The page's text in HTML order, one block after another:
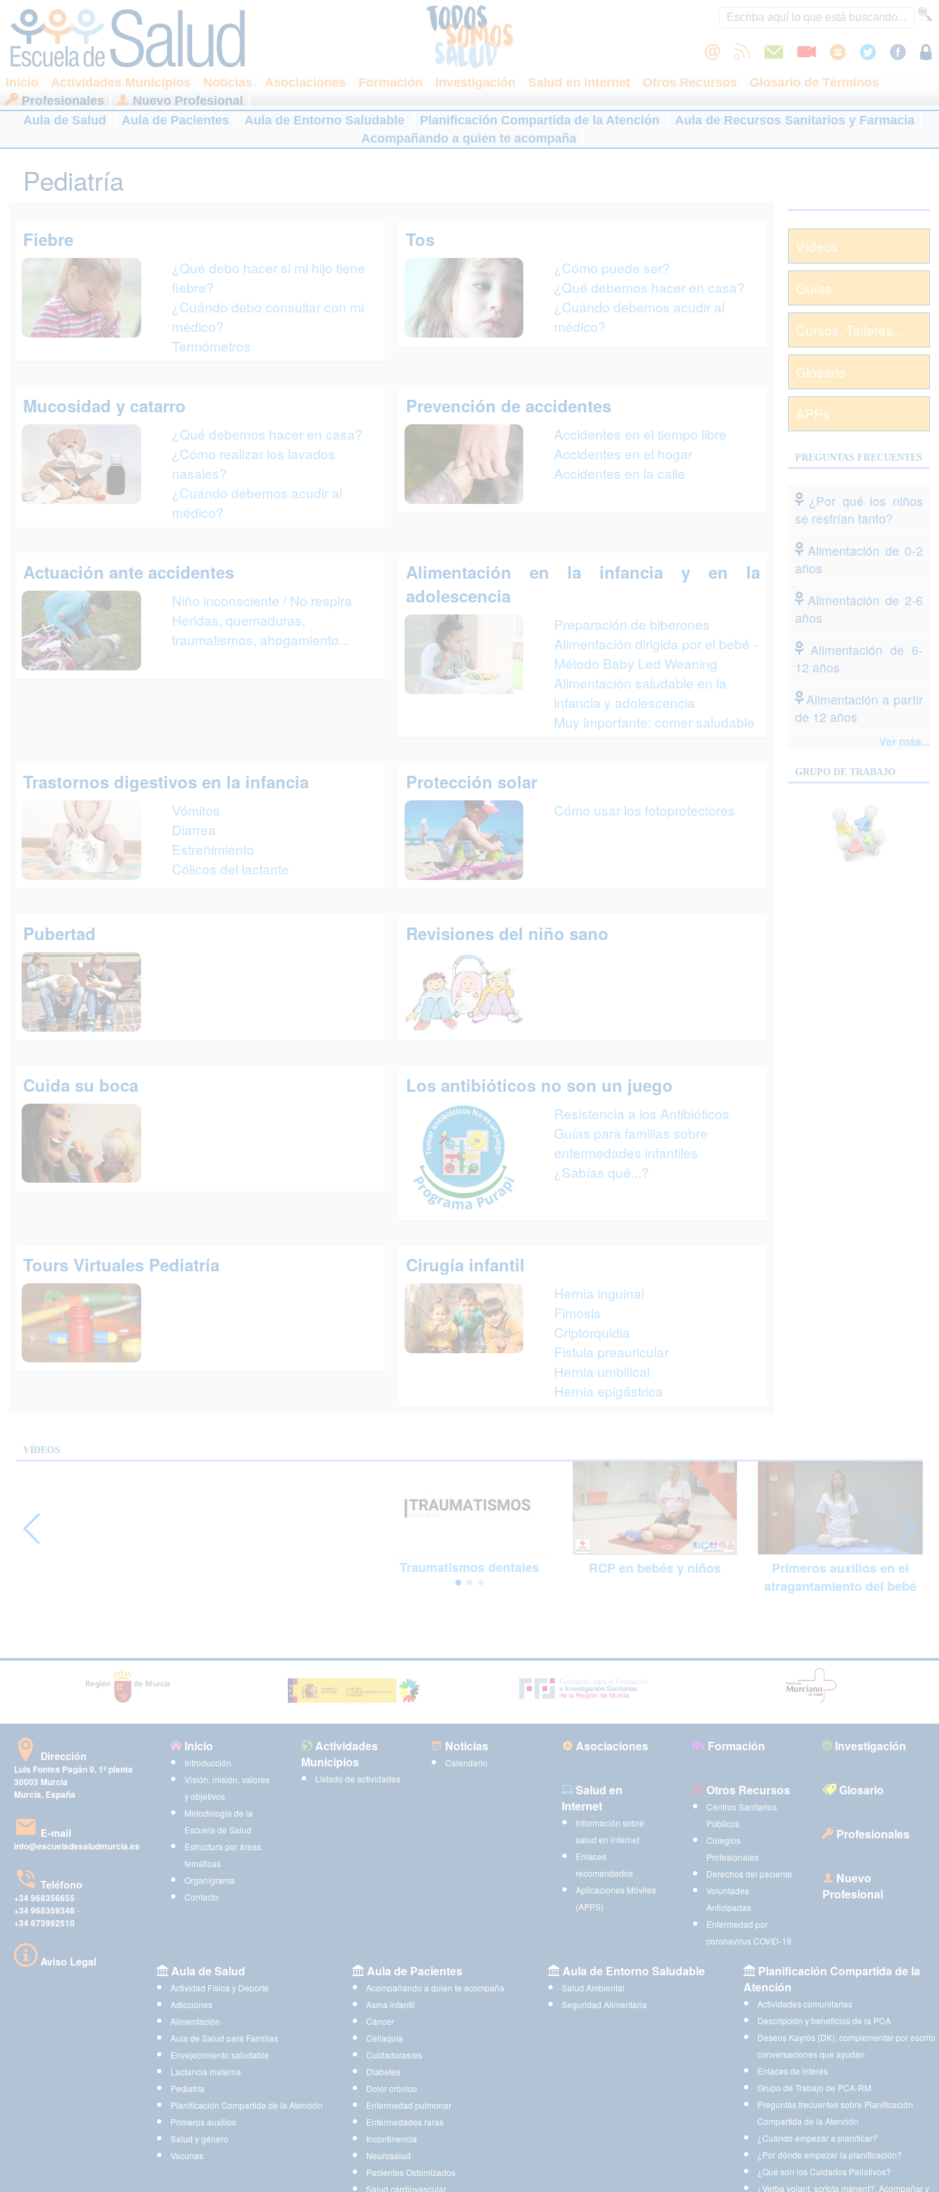
Inicio Actividades Municipios Noticias Asociaciones Formación Investigación Salud en internet Otros Recursos
Glosario de Términos
Profesionales
Nuevo Profesional
Aula de Salud
Aula de Pacientes Aula de Entorno Saludable Planificación Compartida de la Atención
Aula de Recursos Sanitarios y Farmacia
Acompañando a quien te acompaña
Pediatría
Fiebre
¿Qué debo hacer si mi hijo tiene
fiebre?
¿Cuándo debo consultar con mi
médico?
Termómetros
Tos
¿Cómo puede ser?
¿Qué debemos hacer en casa?
¿Cuándo debemos acudir al
médico?
Mucosidad y catarro
¿Qué debemos hacer en casa?
¿Cómo realizar los lavados
nasales?
¿Cuándo debemos acudir al
médico?
Prevención de accidentes
Accidentes en el tiempo libre
Accidentes en el hogar
Accidentes en la calle
Actuación ante accidentes
Niño inconsciente / No respira
Heridas, quemaduras,
traumatismos, ahogamiento...
Alimentación en la infancia y en la
adolescencia
Preparación de biberones
Alimentación dirigida por el bebé -
Método Baby Led Weaning
Alimentación saludable en la
infancia y adolescencia
Muy importante: comer saludable
Trastornos digestivos en la infancia
Vómitos
Diarrea
Estreñimiento
Cólicos del lactante
Protección solar
Cómo usar los fotoprotectores
Pubertad Revisiones del niño sano
Cuida su boca Los antibióticos no son un juego
Resistencia a los Antibióticos
Guías para familias sobre
enfermedades infantiles
¿Sabías qué...?
Tours Virtuales Pediatría Cirugía infantil
Hernia inguinal
Fimosis
Criptorquidia
Fistula preauricular
Hernia umbilical
Hernia epigástrica
Vídeos
Guías
Cursos, Talleres...
Glosario
APPs
PREGUNTAS FRECUENTES
¿Por qué los niños
se resfrían tanto?
Alimentación de 0-2
años
Alimentación de 2-6
años
Alimentación de 6-
12 años
Alimentación a partir
de 12 años
Ver más...
GRUPO DE TRABAJO
VÍDEOS
Traumatismos dentales RCP en bebés y niños
Primeros auxilios en el
atragantamiento del bebé
Dirección
Luis Fontes Pagán 9, 1ª planta
30003 Murcia
Murcia, España
E-mail
info@escueladesaludmurcia.es
Teléfono
+34 968356655 -
+34 968359348 -
+34 673992510
Aviso Legal
Inicio
Introducción
Visión, misión, valores
y objetivos
Metodología de la
Escuela de Salud
Estructura por áreas
temáticas
Organigrama
Contacto
Actividades
Municipios
Listado de actividades
Noticias
Calendario
Asociaciones Formación Investigación
Salud en
Internet
Información sobre
salud en internet
Enlaces
recomendados
Aplicaciones Móviles
(APPS)
Otros Recursos
Centros Sanitarios
Públicos
Colegios
Profesionales
Derechos del paciente
Voluntades
Anticipadas
Enfermedad por
coronavirus COVID-19
Glosario
Profesionales
Nuevo
Profesional
Aula de Salud
Actividad Física y Deporte
Adicciones
Alimentación
Aula de Salud para Familias
Envejecimiento saludable
Lactancia materna
Pediatría
Planificación Compartida de la Atención
Primeros auxilios
Salud y género
Vacunas
Aula de Pacientes
Acompañando a quien te acompaña
Asma infantil
Cáncer
Celiaquía
Cuidadoras/es
Diabetes
Dolor crónico
Enfermedad pulmonar
Enfermedades raras
Incontinencia
Neurosalud
Pacientes Ostomizados
Salud cardiovascular
Aula de Entorno Saludable
Salud Ambiental
Seguridad Alimentaria
Planificación Compartida de la
Atención
Actividades comunitarias
Descripción y beneficios de la PCA
Deseos Kayrós (DK): complementar por escrito
conversaciones que ayudan
Enlaces de interés
Grupo de Trabajo de PCA-RM
Preguntas frecuentes sobre Planificación
Compartida de la Atención
¿Cuándo empezar a planificar?
¿Por dónde empezar la planificación?
¿Qué son los Cuidados Paliativos?
¿Verba volant, scripta manent?. Acompañar y